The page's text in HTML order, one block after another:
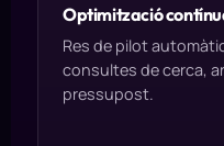
Optimització
Res de pilot
consultes de cerca,
pressupost.